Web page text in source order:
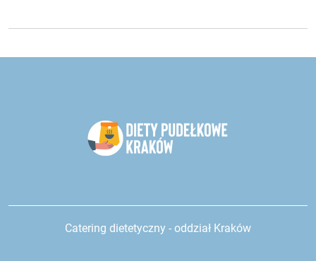
Catering dietetyczny - oddział Kraków